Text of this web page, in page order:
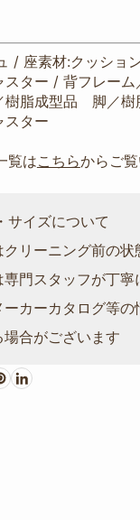
/ 座素材:クッショ
スター / 背フレー
脂成型品 脚／
スター
覧はこちらからご
イズについて
クリーニング前の状
専門スタッフが丁
ーカーカタログ等の
合がございます